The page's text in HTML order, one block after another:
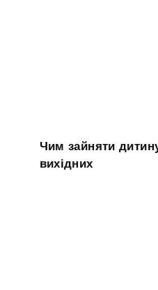
Чим зайняти
вихідних